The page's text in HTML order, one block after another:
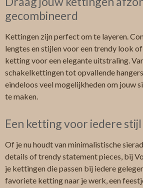
gecombineerd
Kettingen zijn perfect om te layeren.
lengtes en stijlen voor een trendy look
ketting voor een elegante uitstraling.
schakelkettingen tot opvallende
eindeloos veel mogelijkheden om jouw
te maken.
Een ketting voor iedere stijl
Of je nu houdt van minimalistische
details of trendy statement pieces, bij
je kettingen die passen bij iedere
favoriete ketting naar je werk, een